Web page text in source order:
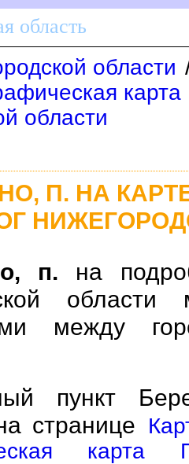
область
области
области
П. НА
п. на
между
пункт
странице
карта